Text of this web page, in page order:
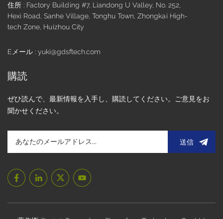
TFT テクノロジーに基づいた 3.5 インチ TFT LCD は、6 時、
12 時、全視野角などのさまざまな視野角オプションを提供
し、ユーザーが最高の視覚体験を楽しめることを保証しま
インターフェイス:RGB、SPI、MIPI、MCUなどの共通インタ
組み込みシステムの設計が容易になります。 解像度の仕様と
アプリケーションシナリオ 3.5 インチ TFT LCD ディスプレイ
の解像度範囲には、320×240、320×480、640×480、および
480×800 が含まれます。 さまざまな解像度のディスプレイ
は、さまざまなアプリケーション シナリオに適していま
#FT-03510。特徴： 主に横向きで、6 ポイント、12 ポイン
ン: シンプルなディスプレイのニーズや、温度計、タイマー、
その他の小型ディスプレイ デバイスなどのコスト重視のアプ
(HVGA)例えば： モデル#FT-03576、#FT-03583。特徴： ほ
住所 : Factory Building #7, Liandong U Valley, No. 252,
Hexi Road, Sanhe Village, Tonghu Town, Zhongkai High-
tech Zone, Huizhou City
Eメール : yuki@gdsftech.com
購読
ぜひ読んで、最新情報を入手し、購読してください。ご意見をお
聞かせください。
送信